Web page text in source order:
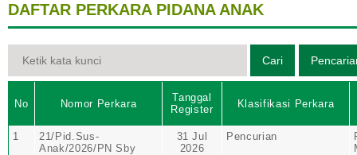
DAFTAR PERKARA PIDANA ANAK
No Nomor Perkara
Tanggal
Register
Klasifikasi Perkara
1
21/Pid.Sus-
Anak/2026/PN Sby
31 Jul
2026
Pencurian